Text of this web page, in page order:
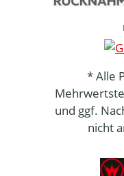
* Alle
und ggf.
nicht